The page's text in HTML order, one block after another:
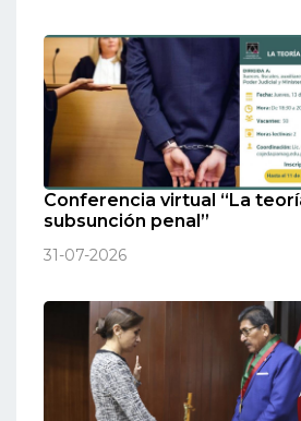
Conferencia virtual “La
subsunción penal”
31-07-2026